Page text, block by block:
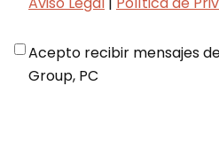
Acepto recibir mensajes
Group, PC